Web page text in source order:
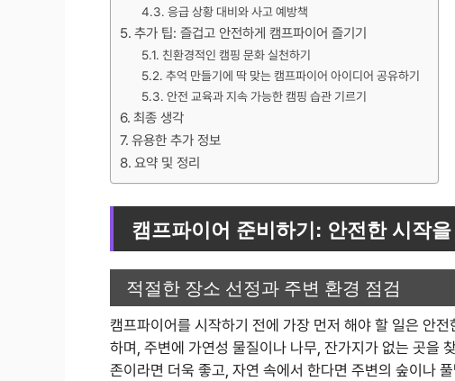
응급 상황 대비와 사고 예방책
추가 팁: 즐겁고 안전하게 캠프파이어 즐기기
친환경적인 캠핑 문화 실천하기
추억 만들기에 딱 맞는 캠프파이어 아이디어 공유하기
안전 교육과 지속 가능한 캠핑 습관 기르기
최종 생각
유용한 추가 정보
요약 및 정리
캠프파이어 준비하기: 안전한 시작
적절한 장소 선정과 주변 환경 점검
캠프파이어를 시작하기 전에 가장 먼저 해야 할 일은 안
하며, 주변에 가연성 물질이나 나무, 잔가지가 없는 곳을
존이라면 더욱 좋고, 자연 속에서 한다면 주변의 숲이나